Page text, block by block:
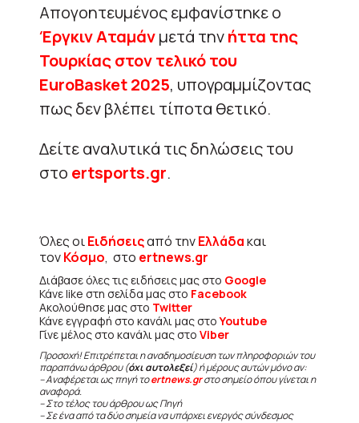
Απογοητευμένος εμφανίστηκε ο
Έργκιν Αταμάνμετά τηνήττα της
Τουρκίας στον τελικό του
EuroBasket 2025, υπογραμμίζοντας
πως δεν βλέπει τίποτα θετικό.
Δείτε αναλυτικά τις δηλώσεις του
στο ertsports.gr.
Όλες οιΕιδήσειςαπό τηνΕλλάδακαι
τονΚόσμο, στο ertnews.gr
Διάβασε όλες τις ειδήσεις μας στο Google
Κάνε like στη σελίδα μας στο Facebook
Ακολούθησε μας στο Twitter
Κάνε εγγραφή στο κανάλι μας στοYoutube
Γίνε μέλος στο κανάλι μας στο Viber
Προσοχή! Επιτρέπεται η αναδημοσίευση των πληροφοριών του
παραπάνω άρθρου (όχι αυτολεξεί) ή μέρους αυτών μόνο αν:
– Αναφέρεται ως πηγή τοertnews.grστο σημείο όπου γίνεται η
αναφορά.
– Στο τέλος του άρθρου ως Πηγή
– Σε ένα από τα δύο σημεία να υπάρχει ενεργός σύνδεσμος